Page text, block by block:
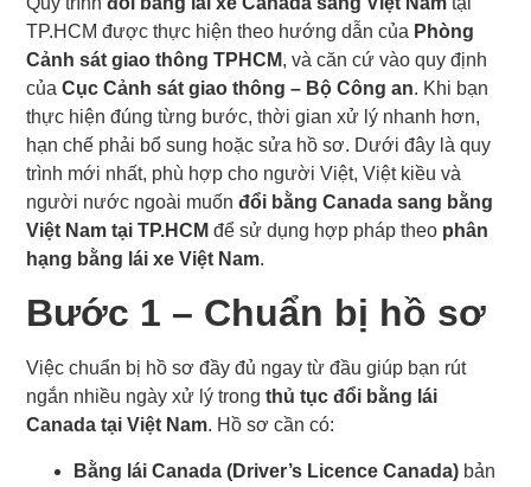
TP.HCM được thực hiện theo hướng dẫn của Phòng
Cảnh sát giao thông TPHCM, và căn cứ vào quy định
của Cục Cảnh sát giao thông – Bộ Công an. Khi bạn
thực hiện đúng từng bước, thời gian xử lý nhanh hơn,
hạn chế phải bổ sung hoặc sửa hồ sơ. Dưới đây là quy
trình mới nhất, phù hợp cho người Việt, Việt kiều và
người nước ngoài muốn đổi bằng Canada sang bằng
Việt Nam tại TP.HCM để sử dụng hợp pháp theo phân
hạng bằng lái xe Việt Nam.
Bước 1 – Chuẩn bị hồ sơ
Việc chuẩn bị hồ sơ đầy đủ ngay từ đầu giúp bạn rút
ngắn nhiều ngày xử lý trong thủ tục đổi bằng lái
Canada tại Việt Nam. Hồ sơ cần có:
Bằng lái Canada (Driver’s Licence Canada) bản